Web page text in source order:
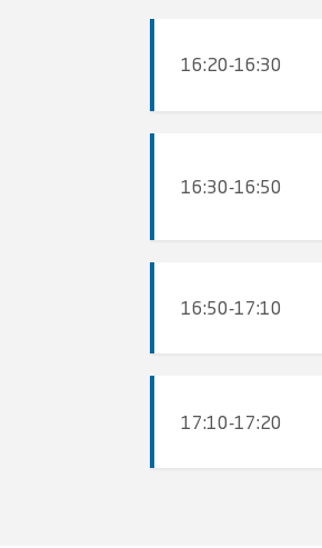
16:20-16:30
16:30-16:50
16:50-17:10
17:10-17:20